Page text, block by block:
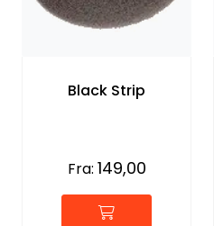
Black Strip
Fra: 149,00
Verneutstyr